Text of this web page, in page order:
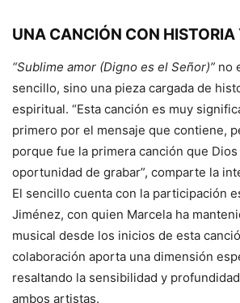
UNA CANCIÓN CON HISTORIA
“Sublime amor (Digno es el Señor)” no
sencillo, sino una pieza cargada de
espiritual. “Esta canción es muy
primero por el mensaje que contiene,
porque fue la primera canción que
oportunidad de grabar”, comparte la
El sencillo cuenta con la participación
Jiménez, con quien Marcela ha
musical desde los inicios de esta
colaboración aporta una dimensión
resaltando la sensibilidad y
ambos artistas.